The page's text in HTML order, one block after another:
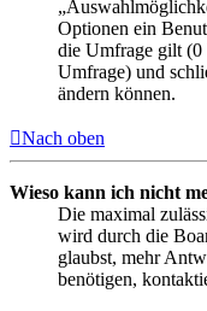
Optionen ein
die Umfrage gilt (0
Umfrage) und
ändern können.
Nach oben
Wieso kann ich nicht
Die maximal
wird durch die
glaubst, mehr
benötigen,